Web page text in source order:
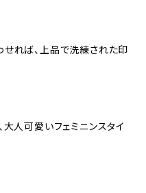
れば、上品で洗練された印
大人可愛いフェミニンスタイ